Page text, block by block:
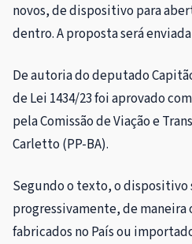
novos, de dispositivo para
dentro. A proposta será
De autoria do deputado
de Lei 1434/23 foi aprovado com
pela Comissão de Viação e
Carletto (PP-BA).
Segundo o texto, o dispositivo
progressivamente, de
fabricados no País ou